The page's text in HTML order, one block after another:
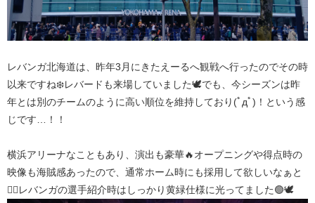
レバンガ北海道は、昨年3月にきたえーるへ観戦へ行ったのでその時
以来ですね❄️レバードも来場していました🕊️でも、今シーズンは昨
年とは別のチームのように高い順位を維持しており(ﾟдﾟ)！という感
じです…！！
横浜アリーナなこともあり、演出も豪華🔥オープニングや得点時の
映像も海賊感あったので、通常ホーム時にも採用して欲しいなぁと
🏴‍☠️レバンガの選手紹介時はしっかり黄緑仕様に光ってました🟢🕊️